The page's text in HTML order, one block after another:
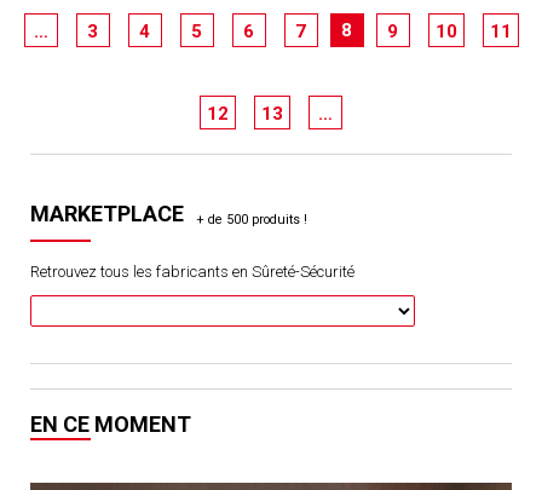
… 3 4 5 6 7 8 9 10 11
12 13 …
MARKETPLACE
Retrouvez tous les fabricants en Sûreté-Sécurité
EN CE MOMENT